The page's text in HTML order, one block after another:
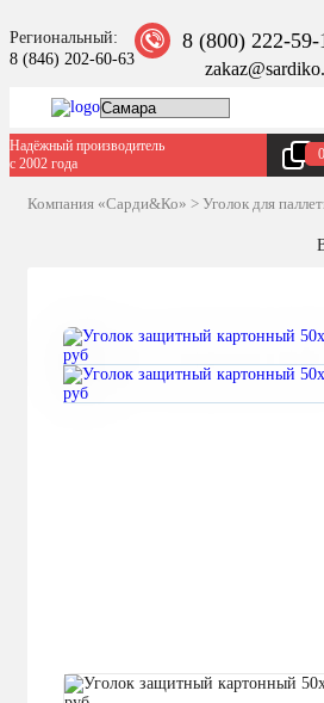
Региональный:
8 (846) 202-60-63
8 (800) 222-59-
Надёжный производитель
с 2002 года
0
Компания «Сарди&Ко» > Уголок для